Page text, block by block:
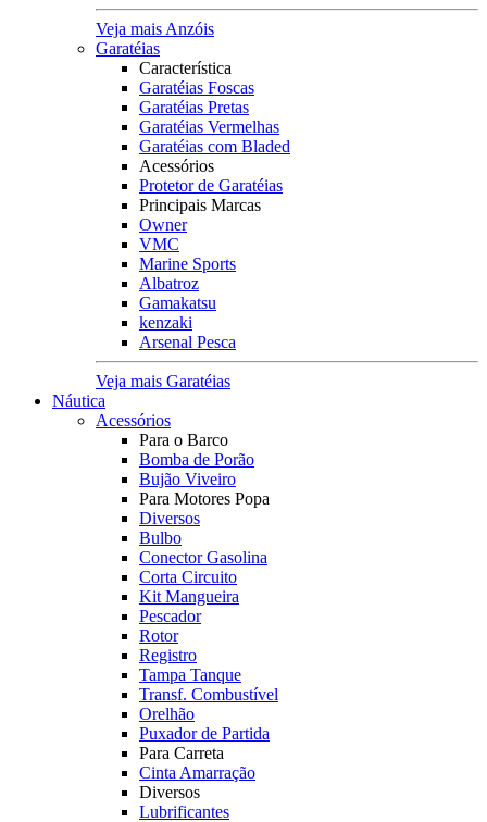
Veja mais Anzóis
Garatéias
Característica
Garatéias Foscas
Garatéias Pretas
Garatéias Vermelhas
Garatéias com Bladed
Acessórios
Protetor de Garatéias
Principais Marcas
Owner
VMC
Marine Sports
Albatroz
Gamakatsu
kenzaki
Arsenal Pesca
Veja mais Garatéias
Náutica
Acessórios
Para o Barco
Bomba de Porão
Bujão Viveiro
Para Motores Popa
Diversos
Bulbo
Conector Gasolina
Corta Circuito
Kit Mangueira
Pescador
Rotor
Registro
Tampa Tanque
Transf. Combustível
Orelhão
Puxador de Partida
Para Carreta
Cinta Amarração
Diversos
Lubrificantes